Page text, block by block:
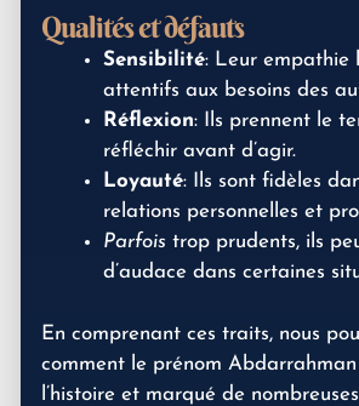
Qualités et défauts
Sensibilité: Leur empathie
attentifs aux besoins des
Réflexion: Ils prennent le
réfléchir avant d’agir.
Loyauté: Ils sont fidèles
relations personnelles et
Parfois trop prudents, ils
d’audace dans certaines
En comprenant ces traits, nous
comment le prénom
l’histoire et marqué de